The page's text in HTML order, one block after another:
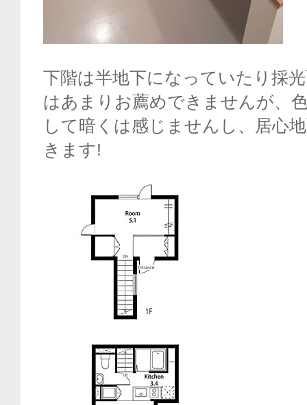
下階は半地下になっていたり採
はあまりお薦めできませんが、
して暗くは感じませんし、居心
きます!